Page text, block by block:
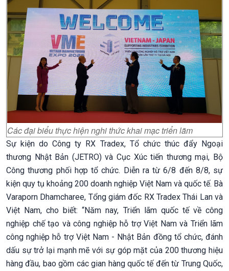
Các đại biểu thực hiện nghi thức khai mạc triển lãm
Sự kiện do Công ty RX Tradex, Tổ chức thúc đẩy Ngoại
thương Nhật Bản (JETRO) và Cục Xúc tiến thương mại, Bộ
Công thương phối hợp tổ chức. Diễn ra từ 6/8 đến 8/8, sự
kiện quy tụ khoảng 200 doanh nghiệp Việt Nam và quốc tế. Bà
Varaporn Dhamcharee, Tổng giám đốc RX Tradex Thái Lan và
Việt Nam, cho biết: “Năm nay, Triển lãm quốc tế về công
nghiệp chế tạo và công nghiệp hỗ trợ Việt Nam và Triển lãm
công nghiệp hỗ trợ Việt Nam - Nhật Bản đồng tổ chức, đánh
dấu sự trở lại mạnh mẽ với sự góp mặt của 200 thương hiệu
hàng đầu, bao gồm các gian hàng quốc tế đến từ Trung Quốc,